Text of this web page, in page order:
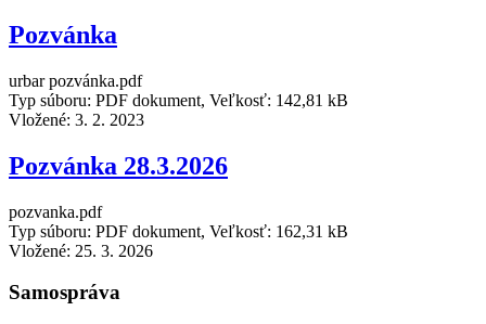
Pozvánka
urbar pozvánka.pdf
Typ súboru: PDF dokument, Veľkosť: 142,81 kB
Vložené: 3. 2. 2023
Pozvánka 28.3.2026
pozvanka.pdf
Typ súboru: PDF dokument, Veľkosť: 162,31 kB
Vložené: 25. 3. 2026
Samospráva